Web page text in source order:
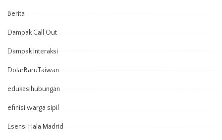
Berita
Dampak Call Out
Dampak Interaksi
DolarBaruTaiwan
edukasihubungan
efinisi warga sipil
Esensi Hala Madrid